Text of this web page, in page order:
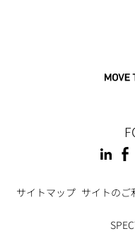
Footer
サイトマップ サイトのご